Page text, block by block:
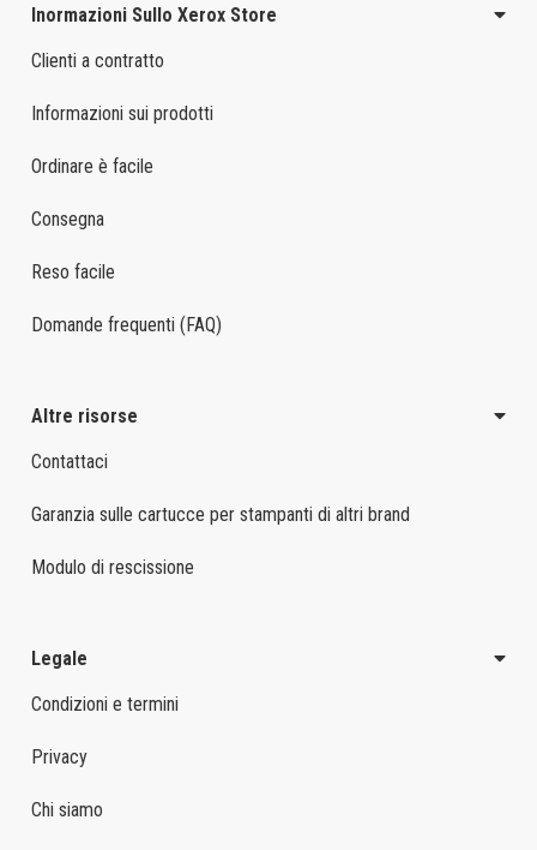
Inormazioni Sullo Xerox Store
Clienti a contratto
Informazioni sui prodotti
Ordinare è facile
Consegna
Reso facile
Domande frequenti (FAQ)
Altre risorse
Contattaci
Garanzia sulle cartucce per stampanti di altri brand
Modulo di rescissione
Legale
Condizioni e termini
Privacy
Chi siamo